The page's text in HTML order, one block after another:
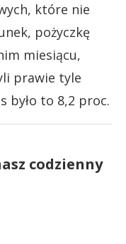
które nie
pożyczkę
miesiącu,
prawie tyle
było to 8,2 proc.
codzienny